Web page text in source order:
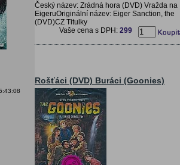
Český název: Zrádná hora (DVD) Vražda na
EigeruOriginální název: Eiger Sanction, the
(DVD)CZ Titulky
Vaše cena s DPH: 299
Rošťáci (DVD) Buráci (Goonies)